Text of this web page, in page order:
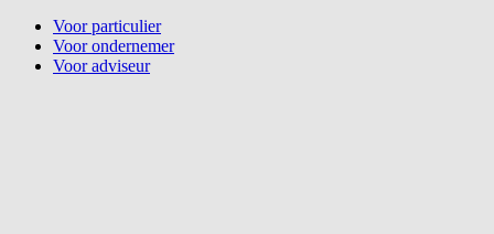
Voor particulier
Voor ondernemer
Voor adviseur